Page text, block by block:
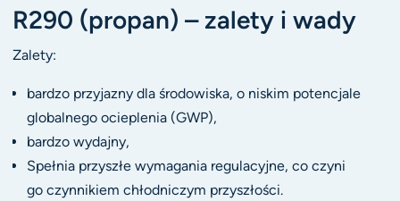
R290 (propan) – zalety i wady
Zalety:
bardzo przyjazny dla środowiska, o niskim potencjale
globalnego ocieplenia (GWP),
bardzo wydajny,
Spełnia przyszłe wymagania regulacyjne, co czyni
go czynnikiem chłodniczym przyszłości.